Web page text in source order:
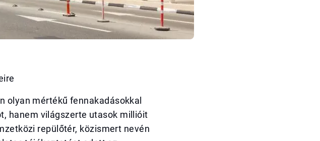
olyan mértékű fennakadásokkal
hanem világszerte utasok millióit
repülőtér, közismert nevén